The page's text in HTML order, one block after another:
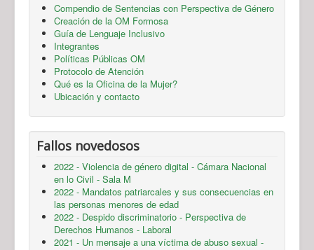
Compendio de Sentencias con Perspectiva de Género
Creación de la OM Formosa
Guía de Lenguaje Inclusivo
Integrantes
Políticas Públicas OM
Protocolo de Atención
Qué es la Oficina de la Mujer?
Ubicación y contacto
Fallos novedosos
2022 - Violencia de género digital - Cámara Nacional
en lo Civil - Sala M
2022 - Mandatos patriarcales y sus consecuencias en
las personas menores de edad
2022 - Despido discriminatorio - Perspectiva de
Derechos Humanos - Laboral
2021 - Un mensaje a una víctima de abuso sexual -